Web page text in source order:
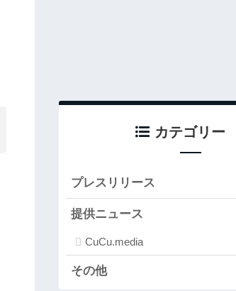
カテゴリー
プレスリリース
提供ニュース
CuCu.media
その他